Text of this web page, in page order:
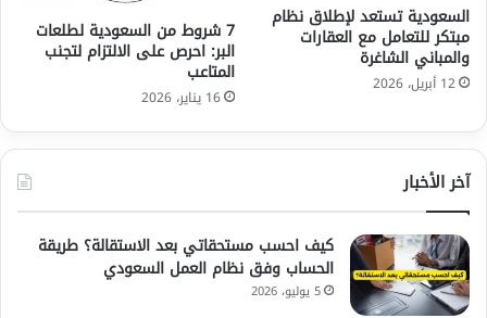
السعودية تستعد لإطلاق نظام
مبتكر للتعامل مع العقارات
والمباني الشاغرة
12 أبريل، 2026
7 شروط من السعودية لطلعات
البر: احرص على الالتزام لتجنب
المتاعب
16 يناير، 2026
آخر الأخبار
كيف احسب مستحقاتي بعد الاستقالة؟ طريقة
الحساب وفق نظام العمل السعودي
5 يوليو، 2026